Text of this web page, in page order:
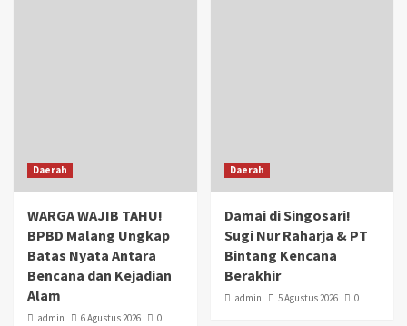
Daerah
WARGA WAJIB TAHU!
BPBD Malang Ungkap
Batas Nyata Antara
Bencana dan Kejadian
Alam
admin 6 Agustus 2026 0
Daerah
Damai di Singosari!
Sugi Nur Raharja & PT
Bintang Kencana
Berakhir
admin 5 Agustus 2026 0